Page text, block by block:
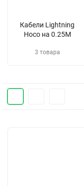
Кабели Lightning
Hoco на 0.25М
3 товара